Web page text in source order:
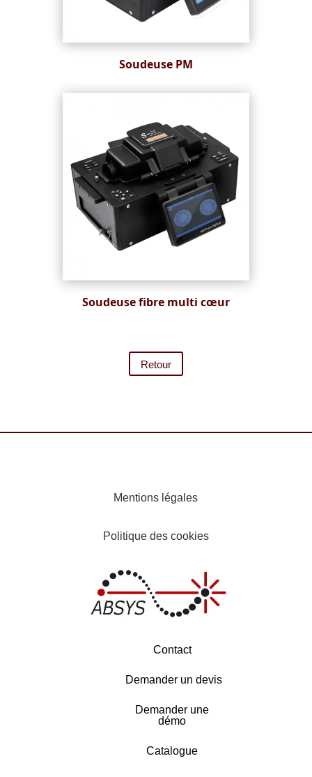
Soudeuse PM
Soudeuse fibre multi cœur
Retour
Mentions légales
Politique des cookies
Contact
Demander un devis
Demander une
démo
Catalogue